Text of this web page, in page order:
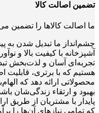
تضمین اصالت کالا
ما اصالت کالاها را تضمین
چشم‌انداز ما تبدیل شدن به
آشپزخانه با کیفیت بالا و
تجربه‌ای آسان و لذت‌بخش
هستیم که با برتری، قابلیت
محصولاتی ارائه دهد که
بهبود و ارتقاء زندگی‌شان
پایدار با مشتریان از
که تمامی نیازهای آن‌ها را